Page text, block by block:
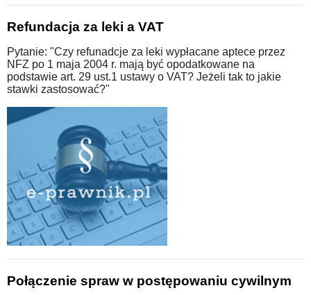
Refundacja za leki a VAT
Pytanie: "Czy refunadcje za leki wypłacane aptece przez
NFZ po 1 maja 2004 r. mają być opodatkowane na
podstawie art. 29 ust.1 ustawy o VAT? Jeżeli tak to jakie
stawki zastosować?"
Połączenie spraw w postępowaniu cywilnym